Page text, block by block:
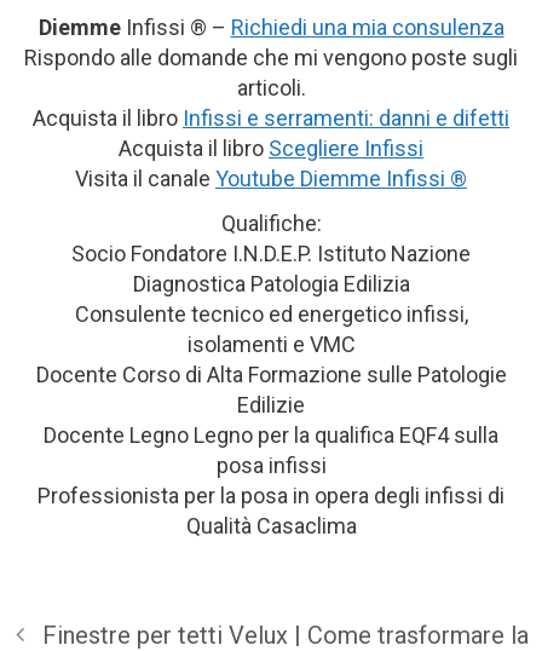
Diemme Infissi ® – Richiedi una mia consulenza
Rispondo alle domande che mi vengono poste sugli
articoli.
Acquista il libro Infissi e serramenti: danni e difetti
Acquista il libro Scegliere Infissi
Visita il canale Youtube Diemme Infissi ®
Qualifiche:
Socio Fondatore I.N.D.E.P. Istituto Nazione
Diagnostica Patologia Edilizia
Consulente tecnico ed energetico infissi,
isolamenti e VMC
Docente Corso di Alta Formazione sulle Patologie
Edilizie
Docente Legno Legno per la qualifica EQF4 sulla
posa infissi
Professionista per la posa in opera degli infissi di
Qualità Casaclima
Finestre per tetti Velux | Come trasformare la